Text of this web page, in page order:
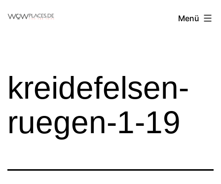
Reiseblog
Menü
kreidefelsen-
ruegen-1-19